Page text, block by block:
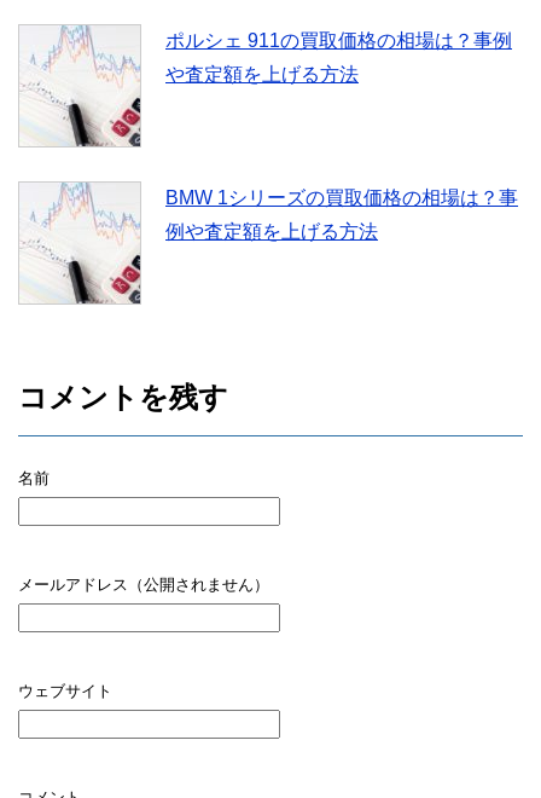
ポルシェ 911の買取価格の相場は？事例
や査定額を上げる方法
BMW 1シリーズの買取価格の相場は？事
例や査定額を上げる方法
コメントを残す
名前
メールアドレス（公開されません）
ウェブサイト